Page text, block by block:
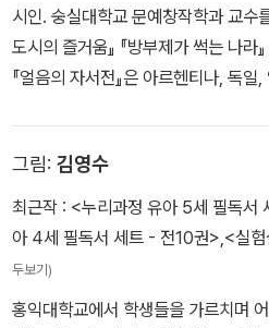
시인. 숭실대학교 문예창작학과 교수
도시의 즐거움』 『방부제가 썩는 나라
『얼음의 자서전』은 아르헨티나, 독일
현대문학상 등을 수상했다.
그림: 김영수
최근작 : <누리과정 유아 5세 필독서
아 4세 필독서 세트 - 전10권>,<실
두보기)
홍익대학교에서 학생들을 가르치며